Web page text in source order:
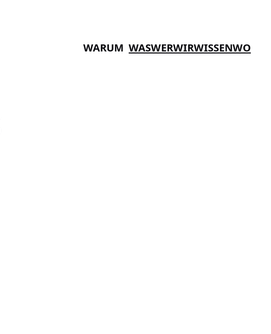
WARUM WASWERWIRWISSENWO